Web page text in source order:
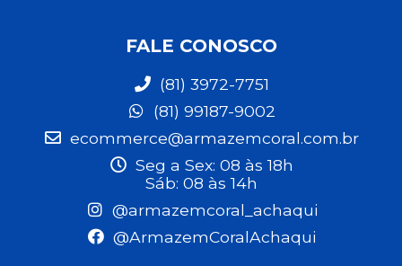
FALE CONOSCO
(81) 3972-7751
(81) 99187-9002
ecommerce@armazemcoral.com.br
Seg a Sex: 08 às 18h
Sáb: 08 às 14h
@armazemcoral_achaqui
@ArmazemCoralAchaqui